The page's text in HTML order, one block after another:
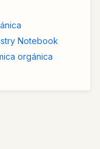
Notebook
orgánica